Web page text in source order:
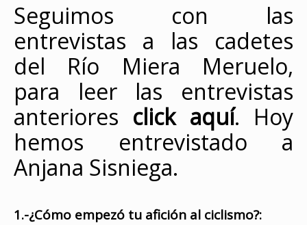
Seguimos con las
entrevistas a las cadetes
del Río Miera Meruelo,
para leer las entrevistas
anteriores click aquí. Hoy
hemos entrevistado a
Anjana Sisniega.
1.-¿Cómo empezó tu afición al ciclismo?: